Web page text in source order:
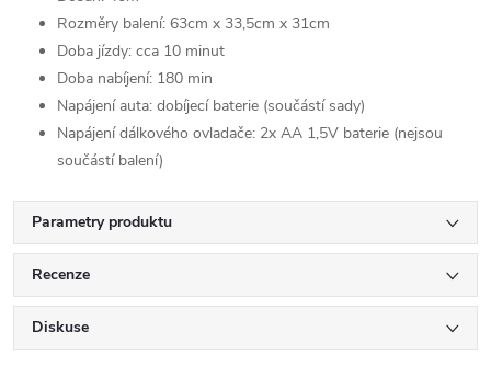
Rozměry balení: 63cm x 33,5cm x 31cm
Doba jízdy: cca 10 minut
Doba nabíjení: 180 min
Napájení auta: dobíjecí baterie (součástí sady)
Napájení dálkového ovladače: 2x AA 1,5V baterie (nejsou
součástí balení)
Parametry produktu
Recenze
Diskuse